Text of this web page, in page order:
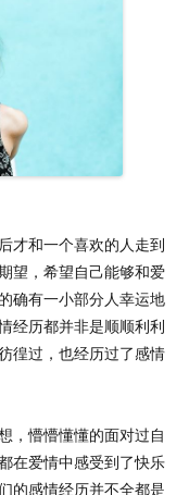
和一个喜欢的人走到
望，希望自己能够和爱
确有一小部分人幸运地
经历都并非是顺顺利利
徨过，也经历过了感情
懵懵懂懂的面对过自
在爱情中感受到了快乐
的感情经历并不全都是